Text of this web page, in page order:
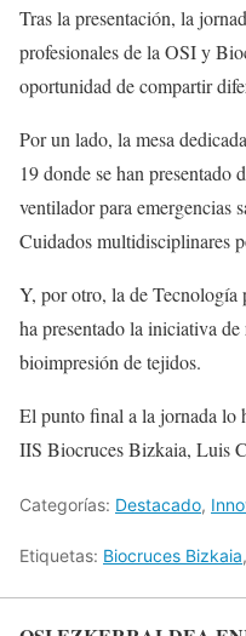
Tras la presentación, la
profesionales de la OSI y
oportunidad de compartir
Por un lado, la mesa
19 donde se han presentado
ventilador para emergencias
Cuidados multidisciplinares
Y, por otro, la de Tecnología
ha presentado la iniciativa
bioimpresión de tejidos.
El punto final a la jornada lo
IIS Biocruces Bizkaia, Luis
Categorías: Destacado,
Etiquetas: Biocruces Bizkaia,